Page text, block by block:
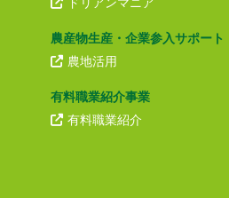
農産物生産・企業参入サポート
農地活用
有料職業紹介事業
有料職業紹介